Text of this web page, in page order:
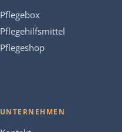
Pflegebox
Pflegehilfsmittel
Pflegeshop
UNTERNEHMEN